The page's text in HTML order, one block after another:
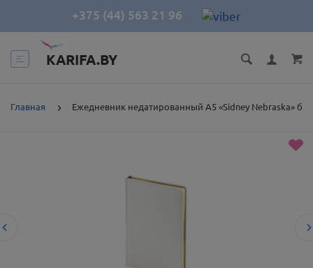
+375 (44) 563 21 96
KARIFA.BY
Главная Ежедневник недатированный А5 «Sidney Nebraska»